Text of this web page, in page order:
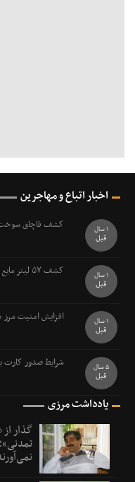
اخبار اتباع و مهاجرین
کشف قاچاق سوخت 1 سال
قبل
کشف ۵۷ ليتر مايع مخدر شيشه در نيمروز 1 سال
قبل
افزایش امنیت 1 سال
قبل
شرایط صدور کارت 5 سال
قبل
یادداشت مرزی
گذار